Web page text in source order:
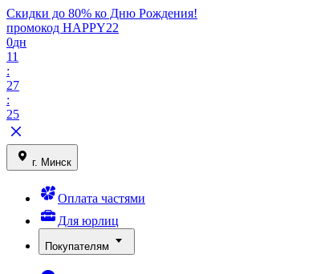
Скидки до 80% ко Дню Рождения!
промокод HAPPY22
0дн
11
:
27
:
25
г. Минск
Оплата частями
Для юрлиц
Покупателям